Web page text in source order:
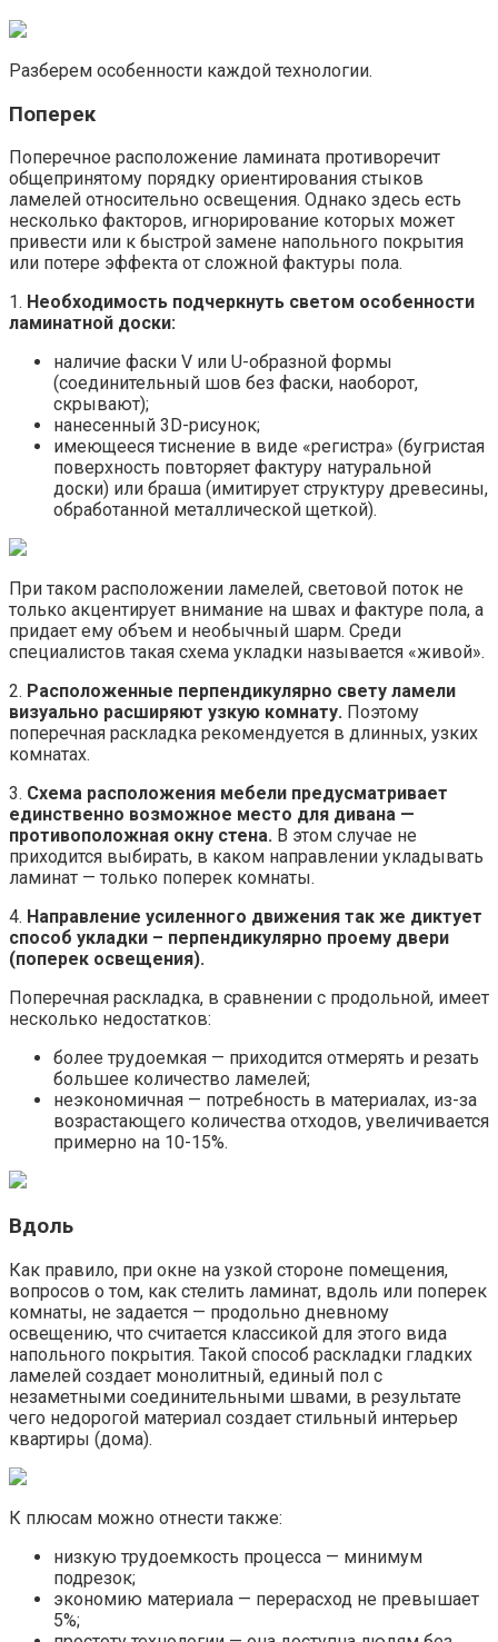
Разберем особенности каждой технологии.
Поперек
Поперечное расположение ламината противоречит
общепринятому порядку ориентирования стыков
ламелей относительно освещения. Однако здесь есть
несколько факторов, игнорирование которых может
привести или к быстрой замене напольного покрытия
или потере эффекта от сложной фактуры пола.
1. Необходимость подчеркнуть светом особенности
ламинатной доски:
наличие фаски V или U-образной формы
(соединительный шов без фаски, наоборот,
скрывают);
нанесенный 3D-рисунок;
имеющееся тиснение в виде «регистра» (бугристая
поверхность повторяет фактуру натуральной
доски) или браша (имитирует структуру древесины,
обработанной металлической щеткой).
При таком расположении ламелей, световой поток не
только акцентирует внимание на швах и фактуре пола, а
придает ему объем и необычный шарм. Среди
специалистов такая схема укладки называется «живой».
2. Расположенные перпендикулярно свету ламели
визуально расширяют узкую комнату. Поэтому
поперечная раскладка рекомендуется в длинных, узких
комнатах.
3. Схема расположения мебели предусматривает
единственно возможное место для дивана —
противоположная окну стена. В этом случае не
приходится выбирать, в каком направлении укладывать
ламинат — только поперек комнаты.
4. Направление усиленного движения так же диктует
способ укладки – перпендикулярно проему двери
(поперек освещения).
Поперечная раскладка, в сравнении с продольной, имеет
несколько недостатков:
более трудоемкая — приходится отмерять и резать
большее количество ламелей;
неэкономичная — потребность в материалах, из-за
возрастающего количества отходов, увеличивается
примерно на 10-15%.
Вдоль
Как правило, при окне на узкой стороне помещения,
вопросов о том, как стелить ламинат, вдоль или поперек
комнаты, не задается — продольно дневному
освещению, что считается классикой для этого вида
напольного покрытия. Такой способ раскладки гладких
ламелей создает монолитный, единый пол с
незаметными соединительными швами, в результате
чего недорогой материал создает стильный интерьер
квартиры (дома).
К плюсам можно отнести также:
низкую трудоемкость процесса — минимум
подрезок;
экономию материала — перерасход не превышает
5%;